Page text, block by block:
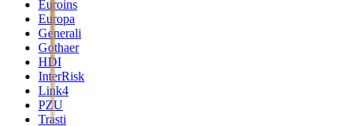
Euroins
Europa
Generali
Gothaer
HDI
InterRisk
Link4
PZU
Trasti